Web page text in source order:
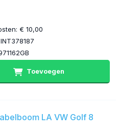
€ 10,00
Toevoegen
LA VW Golf 8